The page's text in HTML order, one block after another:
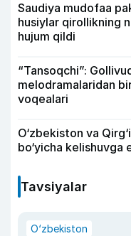
Saudiya mudofaa
husiylar qirollikning
hujum qildi
“Tansoqchi”:
melodramalaridan
voqealari
O‘zbekiston va
bo‘yicha kelishuvga
Tavsiyalar
O‘zbekiston